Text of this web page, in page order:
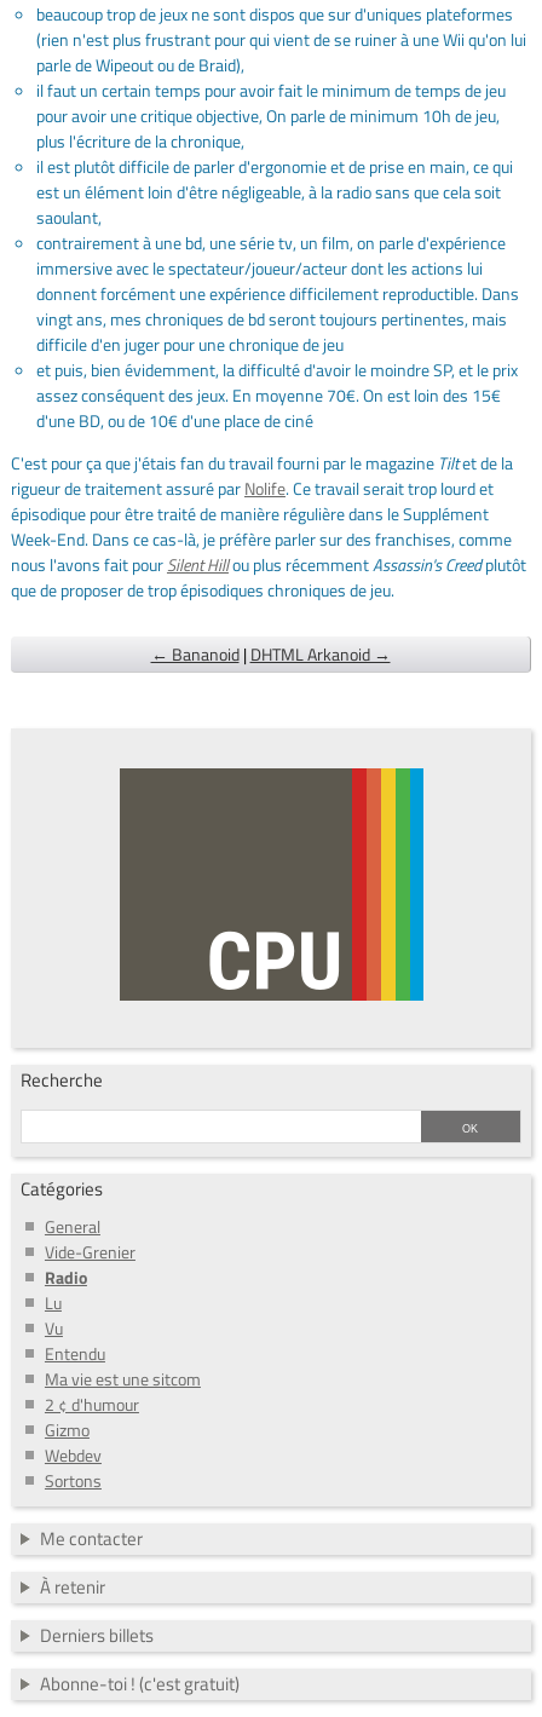
beaucoup trop de jeux ne sont dispos que sur d'uniques plateformes
(rien n'est plus frustrant pour qui vient de se ruiner à une Wii qu'on lui
parle de Wipeout ou de Braid),
il faut un certain temps pour avoir fait le minimum de temps de jeu
pour avoir une critique objective, On parle de minimum 10h de jeu,
plus l'écriture de la chronique,
il est plutôt difficile de parler d'ergonomie et de prise en main, ce qui
est un élément loin d'être négligeable, à la radio sans que cela soit
saoulant,
contrairement à une bd, une série tv, un film, on parle d'expérience
immersive avec le spectateur/joueur/acteur dont les actions lui
donnent forcément une expérience difficilement reproductible. Dans
vingt ans, mes chroniques de bd seront toujours pertinentes, mais
difficile d'en juger pour une chronique de jeu
et puis, bien évidemment, la difficulté d'avoir le moindre SP, et le prix
assez conséquent des jeux. En moyenne 70€. On est loin des 15€
d'une BD, ou de 10€ d'une place de ciné
C'est pour ça que j'étais fan du travail fourni par le magazine Tiltet de la
rigueur de traitement assuré parNolife. Ce travail serait trop lourd et
épisodique pour être traité de manière régulière dans le Supplément
Week-End. Dans ce cas-là, je préfère parler sur des franchises, comme
nous l'avons fait pourSilent Hillou plus récemmentAssassin's Creedplutôt
que de proposer de trop épisodiques chroniques de jeu.
← Bananoid | DHTML Arkanoid →
Recherche
Catégories
General
Vide-Grenier
Radio
Lu
Vu
Entendu
Ma vie est une sitcom
2 ¢ d'humour
Gizmo
Webdev
Sortons
Me contacter
À retenir
Derniers billets
Abonne-toi ! (c'est gratuit)